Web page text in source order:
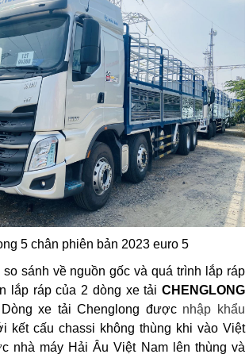
5chân phiên bản 2023 euro 5
sánh về nguồn gốc và quá trình lắp ráp
lắp ráp của 2 dòng xe tải CHENGLONG
xe tảiChenglong được nhập khẩu
kết cấu chassi không thùng khi vào Việt
nhà máy Hải Âu Việt Nam lên thùng và